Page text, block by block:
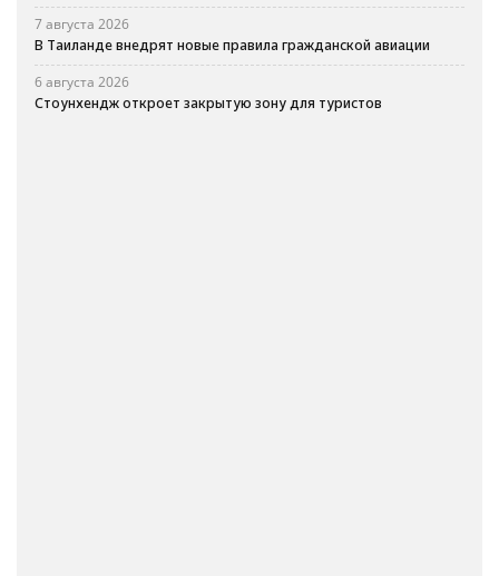
7 августа 2026
В Таиланде внедрят новые правила гражданской авиации
6 августа 2026
Стоунхендж откроет закрытую зону для туристов